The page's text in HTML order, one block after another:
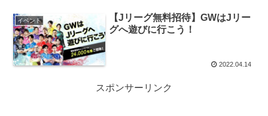
イベント
【Jリーグ無料招待】GWはJリー
グへ遊びに行こう！
2022.04.14
スポンサーリンク